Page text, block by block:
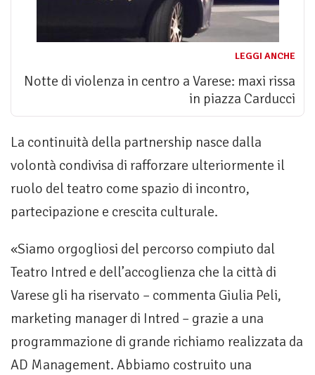
LEGGI ANCHE
Notte di violenza in centro a Varese: maxi rissa
in piazza Carducci
La continuità della partnership nasce dalla
volontà condivisa di rafforzare ulteriormente il
ruolo del teatro come spazio di incontro,
partecipazione e crescita culturale.
«Siamo orgogliosi del percorso compiuto dal
Teatro Intred e dell’accoglienza che la città di
Varese gli ha riservato – commenta Giulia Peli,
marketing manager di Intred – grazie a una
programmazione di grande richiamo realizzata da
AD Management. Abbiamo costruito una